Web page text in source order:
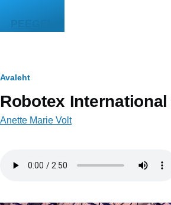
PEEGEL
Leivapuru
Avaleht
Robotex
Anette Marie Volt